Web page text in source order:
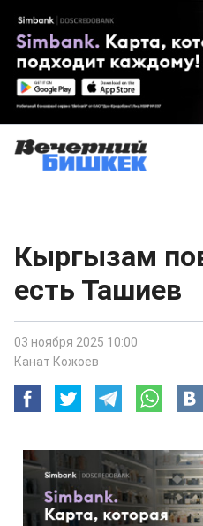
Кыргызам
есть Ташиев
03 ноября 2025 10:00
Канат Кожоев